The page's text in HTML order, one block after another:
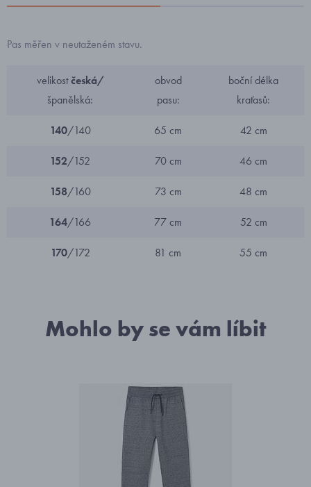
Pas měřen v neutaženém stavu.
velikostčeská/
španělská:
obvod
pasu:
boční délka
kraťasů:
140/140 65 cm 42 cm
152/152 70 cm 46 cm
158/160 73 cm 48 cm
164/166 77 cm 52 cm
170/172 81 cm 55 cm
Mohlo by se vám líbit